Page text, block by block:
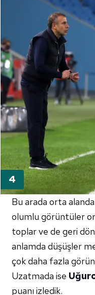
Bu arada orta
olumlu görüntüler
toplar ve de geri
anlamda düşüşler
çok daha fazla
Uzatmada ise
puanı izledik.